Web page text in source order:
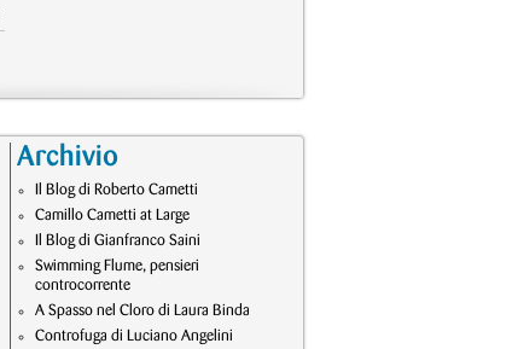
Archivio
Il Blog di Roberto Cametti
Camillo Cametti at Large
Il Blog di Gianfranco Saini
Swimming Flume, pensieri
controcorrente
A Spasso nel Cloro di Laura Binda
Controfuga di Luciano Angelini